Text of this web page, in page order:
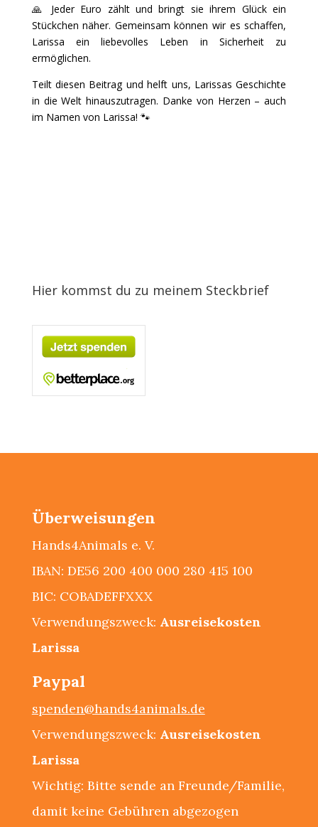
🙏 Jeder Euro zählt und bringt sie ihrem Glück ein
Stückchen näher. Gemeinsam können wir es schaffen,
Larissa ein liebevolles Leben in Sicherheit zu
ermöglichen.
Teilt diesen Beitrag und helft uns, Larissas Geschichte
in die Welt hinauszutragen. Danke von Herzen – auch
im Namen von Larissa! 🐾
Hier kommst du zu meinem Steckbrief
Überweisungen
Hands4Animals e. V.
IBAN: DE56 200 400 000 280 415 100
BIC: COBADEFFXXX
Verwendungszweck: Ausreisekosten
Larissa
Paypal
spenden@hands4animals.de
Verwendungszweck: Ausreisekosten
Larissa
Wichtig: Bitte sende an Freunde/Familie,
damit keine Gebühren abgezogen